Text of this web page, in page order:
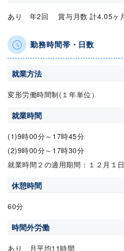
あり 年2回 賞与月数 計4.05ヶ
勤務時間帯・日数
就業方法
変形労働時間制(１年単位）
就業時間
(1)9時00分～17時45分
(2)9時00分～17時30分
就業時間２の適用期間：１２月１
休憩時間
60分
時間外労働
あり 月平均11時間